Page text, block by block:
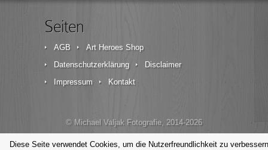
Seiten
AGB
Art Heroes Shop
Datenschutzerklärung
Disclaimer
Impressum
Kontakt
© Michael Valjak Fotografie, 2014-2026
Diese Seite verwendet Cookies, um die Nutzerfreundlichkeit zu